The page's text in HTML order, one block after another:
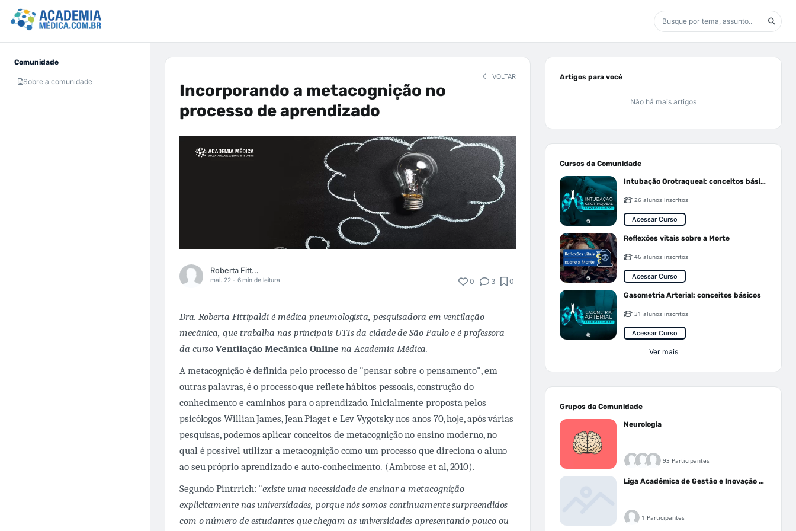
Comunidade
Sobre a comunidade
VOLTAR
Incorporando a metacognição no
processo de aprendizado
Roberta Fittipaldi
mai. 22 - 6 min de leitura 0 3 0
Dra. Roberta Fittipaldi é médica pneumologista, pesquisadora em ventilação
mecânica, que trabalha nas principais UTIs da cidade de São Paulo e é professora
da cursoVentilação Mecânica Online na Academia Médica.
A metacognição é definida pelo processo de "pensar sobre o pensamento", em
outras palavras, é o processo que reflete hábitos pessoais, construção do
conhecimento e caminhos para o aprendizado. Inicialmente proposta pelos
psicólogos Willian James, Jean Piaget e Lev Vygotsky nos anos 70, hoje, após várias
pesquisas, podemos aplicar conceitos de metacognição no ensino moderno, no
qual é possível utilizar a metacognição como um processo que direciona o aluno
ao seu próprio aprendizado e auto-conhecimento. (Ambrose et al, 2010).
Segundo Pintrrich: "existe uma necessidade de ensinar a metacognição
explicitamente nas universidades, porque nós somos continuamente surpreendidos
com o número de estudantes que chegam as universidades apresentando pouco ou
Artigos para você
Não há mais artigos
Cursos da Comunidade
Intubação Orotraqueal: conceitos básicos
26 alunos inscritos
Acessar Curso
Reflexões vitais sobre a Morte
46 alunos inscritos
Acessar Curso
Gasometria Arterial: conceitos básicos
31 alunos inscritos
Acessar Curso
Ver mais
Grupos da Comunidade
Neurologia
93 Participantes
Liga Acadêmica de Gestão e Inovação Médica - LAGIM
1 Participantes